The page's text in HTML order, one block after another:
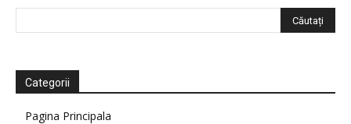
Categorii
Pagina Principala